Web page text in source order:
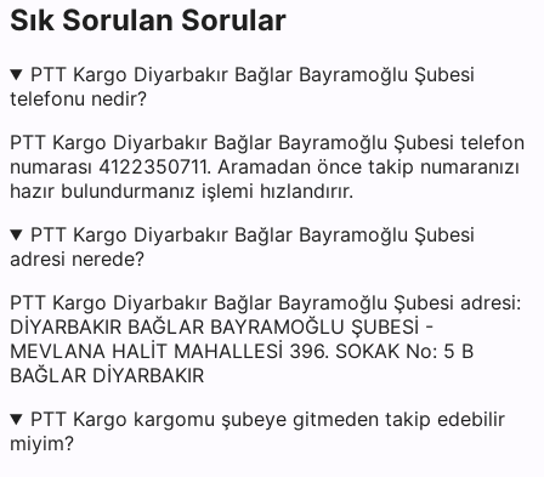
Sık Sorulan Sorular
PTT Kargo Diyarbakır Bağlar Bayramoğlu Şubesi
telefonu nedir?
PTT Kargo Diyarbakır Bağlar Bayramoğlu Şubesi telefon
numarası 4122350711. Aramadan önce takip numaranızı
hazır bulundurmanız işlemi hızlandırır.
PTT Kargo Diyarbakır Bağlar Bayramoğlu Şubesi
adresi nerede?
PTT Kargo Diyarbakır Bağlar Bayramoğlu Şubesi adresi:
DİYARBAKIR BAĞLAR BAYRAMOĞLU ŞUBESİ -
MEVLANA HALİT MAHALLESİ 396. SOKAK No: 5 B
BAĞLAR DİYARBAKIR
PTT Kargo kargomu şubeye gitmeden takip edebilir
miyim?